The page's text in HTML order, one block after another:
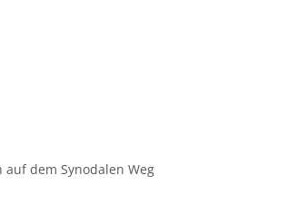
dem Synodalen Weg